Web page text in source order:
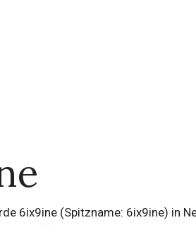
6ix9ine (Spitzname: 6ix9ine) in